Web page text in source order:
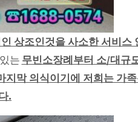
상조인것을 사소한 서비스
는 무빈소장례부터 소/대규
지막 의식이기에 저희는 가
.